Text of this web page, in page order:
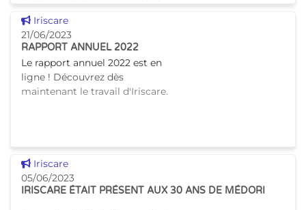
mis en œuvr
Voir cette news
Iriscare
21/06/2023
RAPPORT ANNUEL 2022
Le rapport annuel 2022 est en
ligne ! Découvrez dès
maintenant le travail d'Iriscare.
Voir cette news
Iriscare
05/06/2023
IRISCARE ÉTAIT PRÉSENT AUX 30 ANS DE MÉDORI